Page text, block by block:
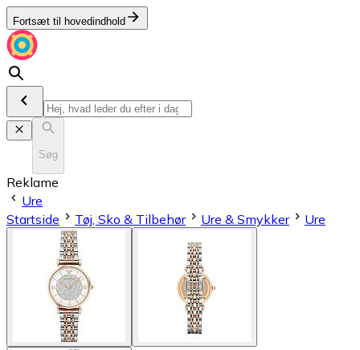
Fortsæt til hovedindhold
Søg
Reklame
Ure
Startside
Tøj, Sko & Tilbehør Ure & Smykker Ure